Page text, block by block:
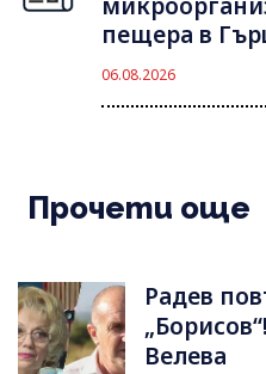
пещера в
06.08.2026
Прочети още
Радев
Велева